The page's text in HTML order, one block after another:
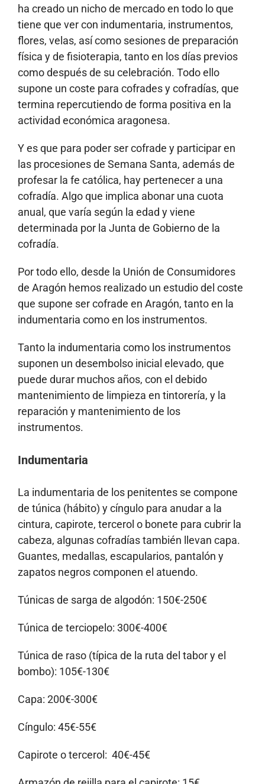
ha creado un nicho de mercado en todo lo que
tiene que ver con indumentaria, instrumentos,
flores, velas, así como sesiones de preparación
física y de fisioterapia, tanto en los días previos
como después de su celebración. Todo ello
supone un coste para cofrades y cofradías, que
termina repercutiendo de forma positiva en la
actividad económica aragonesa.
Y es que para poder ser cofrade y participar en
las procesiones de Semana Santa, además de
profesar la fe católica, hay pertenecer a una
cofradía. Algo que implica abonar una cuota
anual, que varía según la edad y viene
determinada por la Junta de Gobierno de la
cofradía.
Por todo ello, desde la Unión de Consumidores
de Aragón hemos realizado un estudio del coste
que supone ser cofrade en Aragón, tanto en la
indumentaria como en los instrumentos.
Tanto la indumentaria como los instrumentos
suponen un desembolso inicial elevado, que
puede durar muchos años, con el debido
mantenimiento de limpieza en tintorería, y la
reparación y mantenimiento de los
instrumentos.
Indumentaria
La indumentaria de los penitentes se compone
de túnica (hábito) y cíngulo para anudar a la
cintura, capirote, tercerol o bonete para cubrir la
cabeza, algunas cofradías también llevan capa.
Guantes, medallas, escapularios, pantalón y
zapatos negros componen el atuendo.
Túnicas de sarga de algodón: 150€-250€
Túnica de terciopelo: 300€-400€
Túnica de raso (típica de la ruta del tabor y el
bombo): 105€-130€
Capa: 200€-300€
Cíngulo: 45€-55€
Capirote o tercerol: 40€-45€